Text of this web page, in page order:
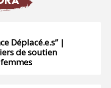
Déplacé.e.s” |
de soutien